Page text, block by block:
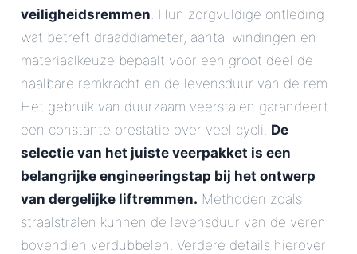
veiligheidsremmen. Hun zorgvuldige ontleding
wat betreft draaddiameter, aantal windingen en
materiaalkeuze bepaalt voor een groot deel de
haalbare remkracht en de levensduur van de rem.
Het gebruik van duurzaam veerstalen garandeert
een constante prestatie over veel cycli. De
selectie van het juiste veerpakket is een
belangrijke engineeringstap bij het ontwerp
van dergelijke liftremmen. Methoden zoals
straalstralen kunnen de levensduur van de veren
bovendien verdubbelen. Verdere details hierover